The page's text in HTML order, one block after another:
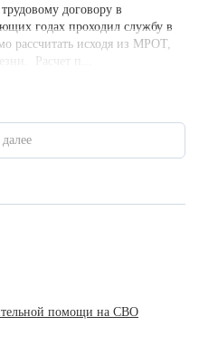
договору в
годах проходил службу в
рассчитать исходя из МРОТ,
Расчет п...
помощи на СВО